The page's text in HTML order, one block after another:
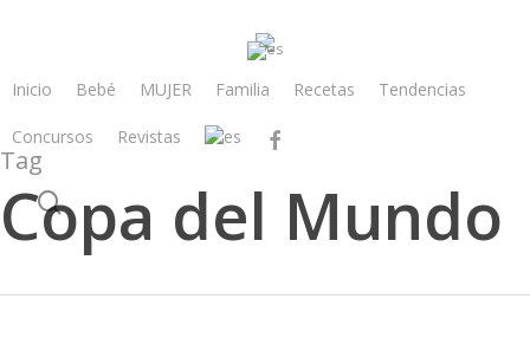
Inicio Bebé MUJER Familia Recetas Tendencias
Concursos Revistas facebook
search
Tag
Copa del Mundo